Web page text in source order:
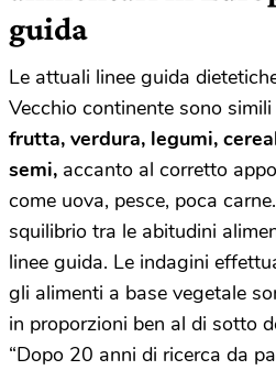
guida
Le attuali linee guida
Vecchio continente sono
frutta, verdura, legumi,
semi, accanto al corretto
come uova, pesce, poca
squilibrio tra le abitudini
linee guida. Le indagini
gli alimenti a base vegetale
in proporzioni ben al di sotto
“Dopo 20 anni di ricerca da